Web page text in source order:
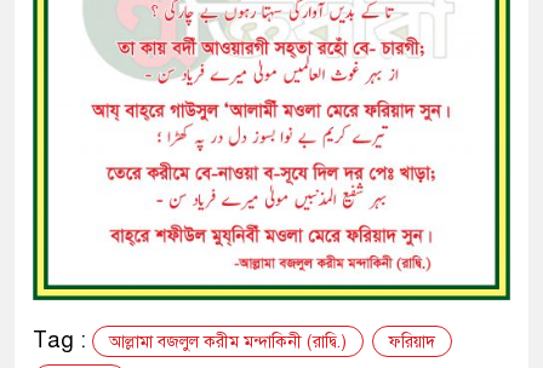
Tag : আল্লামা বজলুল করীম মন্দাকিনী (রাদ্বি.)
ফরিয়াদ